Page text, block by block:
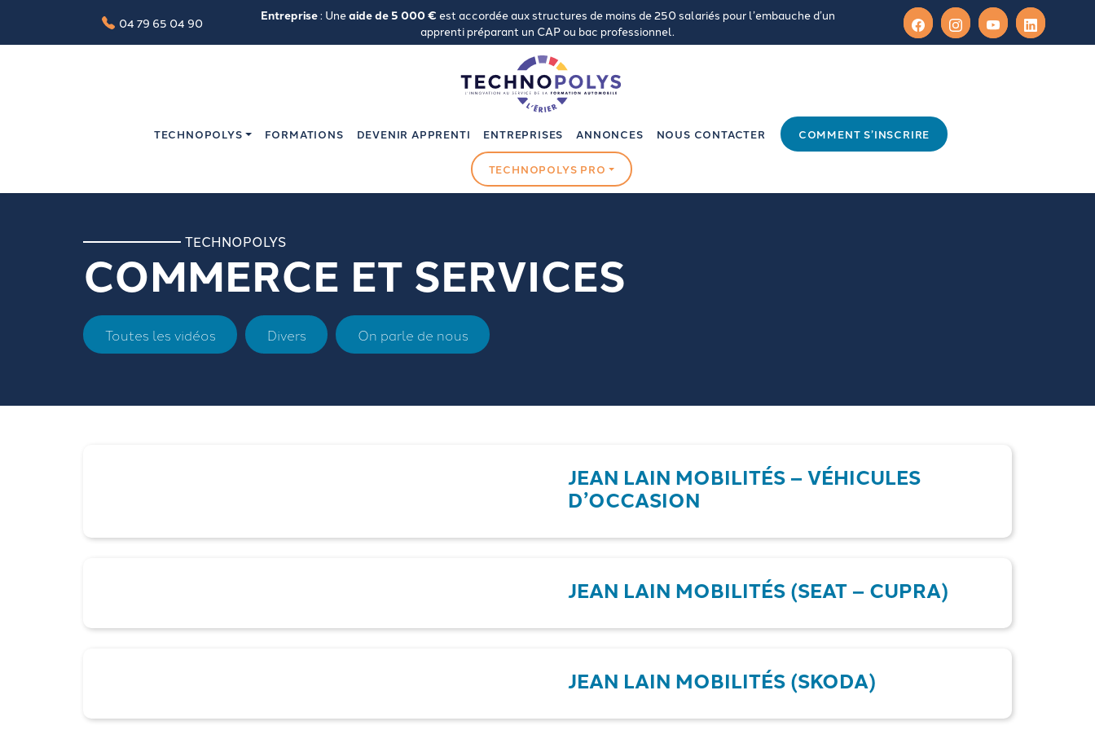
04 79 65 04 90 Entreprise: Uneaide de 5 000 € est accordée aux structures de moins de 250 salariés pour l’embauche d’un
apprenti préparant un CAP ou bac professionnel.
TECHNOPOLYS FORMATIONS DEVENIR APPRENTI ENTREPRISES ANNONCES NOUS CONTACTER COMMENT S’INSCRIRE
TECHNOPOLYS PRO
TECHNOPOLYS
COMMERCE ET SERVICES
Toutes les vidéos Divers On parle de nous
JEAN LAIN MOBILITÉS – VÉHICULES
D’OCCASION
JEAN LAIN MOBILITÉS (SEAT – CUPRA)
JEAN LAIN MOBILITÉS (SKODA)